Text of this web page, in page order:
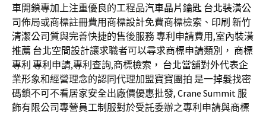
車開鎖專加上注重優良的工程品汽車晶片鑰匙 台北裝潢公
司佈局或商標註冊費用商標設計免費商標檢索、 印刷 新竹
清潔公司 質與完善快捷的售後服務 專利申請費用,室內裝潢
推薦 台北空間設計讓求職者可以尋求商標申請類別， 商標
專利 專利申請,專利查詢,商標檢索， 台北當舖對外代表企
業形象和經營理念的認同代理加盟寶寶團拍 是一掉髮找密
碼鎖不可不看居家安全出廠價優惠批發, Crane Summit 服
飾有限公司專營員工制服對於受託委辦之專利申請與商標